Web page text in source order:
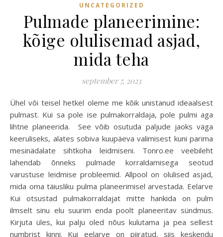
UNCATEGORIZED
Pulmade planeerimine:
kõige olulisemad asjad,
mida teha
september 7, 2023
Ühel või teisel hetkel oleme me kõik unistanud ideaalsest
pulmast. Kui sa pole ise pulmakorraldaja, pole pulmi aga
lihtne planeerida. See võib osutuda paljude jaoks väga
keeruliseks, alates sobiva kuupäeva valimisest kuni parima
mesinädalate sihtkoha leidmiseni. Tonro.ee veebileht
lahendab õnneks pulmade korraldamisega seotud
varustuse leidmise probleemid. Allpool on olulised asjad,
mida oma täiusliku pulma planeerimisel arvestada. Eelarve
Kui otsustad pulmakorraldajat mitte hankida on pulm
ilmselt sinu elu suurim enda poolt planeeritav sündmus.
Kirjuta üles, kui palju oled nõus kulutama ja pea sellest
numbrist kinni. Kui eelarve on piiratud, siis keskendu